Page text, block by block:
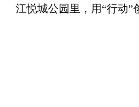
江悦城公园里，用“行动”